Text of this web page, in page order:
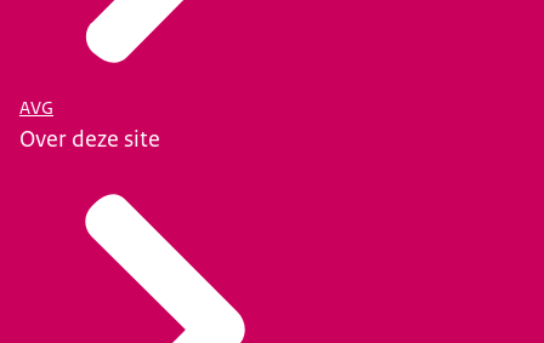
AVG
Over deze site